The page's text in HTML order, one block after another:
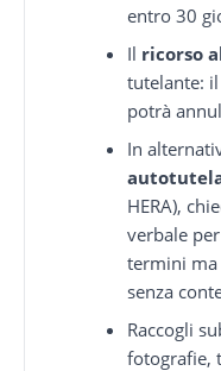
entro 30
Il ricorso
tutelante:
potrà
In
HERA),
verbale
termini
senza
Raccogli
fotografie,